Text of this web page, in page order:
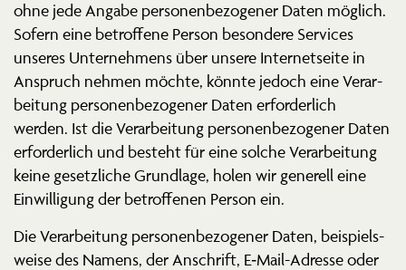
ohne jede Angabe perso­nen­be­zo­gener Daten möglich.
Sofern eine betroffene Person besondere Services
unseres Unter­nehmens über unsere Inter­net­seite in
Anspruch nehmen möchte, könnte jedoch eine Verar­
beitung perso­nen­be­zo­gener Daten erfor­derlich
werden. Ist die Verar­beitung perso­nen­be­zo­gener Daten
erfor­derlich und besteht für eine solche Verar­beitung
keine gesetz­liche Grundlage, holen wir generell eine
Einwil­ligung der betrof­fenen Person ein.
Die Verar­beitung perso­nen­be­zo­gener Daten, beispiels­
weise des Namens, der Anschrift, E‑Mail-Adresse oder